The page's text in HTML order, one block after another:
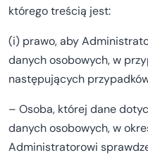
którego treścią jest:
(i) prawo, aby
danych osobowych, w
następujących
– Osoba, której dane
danych osobowych, w
Administratorowi